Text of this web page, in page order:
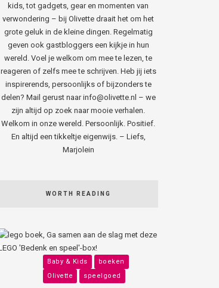
kids, tot gadgets, gear en momenten van
verwondering – bij Olivette draait het om het
grote geluk in de kleine dingen. Regelmatig
geven ook gastbloggers een kijkje in hun
wereld. Voel je welkom om mee te lezen, te
reageren of zelfs mee te schrijven. Heb jij iets
inspirerends, persoonlijks of bijzonders te
delen? Mail gerust naar info@olivette.nl – we
zijn altijd op zoek naar mooie verhalen.
Welkom in onze wereld. Persoonlijk. Positief.
En altijd een tikkeltje eigenwijs. – Liefs,
Marjolein
WORTH READING
Baby & Kids
boeken
Olivette
speelgoed